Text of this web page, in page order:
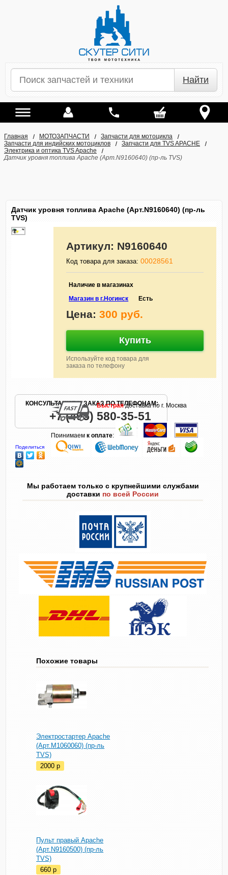
Найти
Главная МОТОЗАПЧАСТИ
Запчасти для мотоцикла
Запчасти для индийских мотоциклов
Запчасти для TVS APACHE
Электрика и оптика TVS Apache
Датчик уровня топлива Apache (Арт.N9160640) (пр-ль TVS)
Датчик уровня топлива Apache (Арт.N9160640) (пр-ль
TVS)
Артикул: N9160640
Код товара для заказа:00028561
Наличие в магазинах
Магазин в г.Ногинск
Есть
Цена:300 руб.
Купить
Используйте код товара для
заказа по телефону
КОНСУЛЬТАЦИЯ И ЗАКАЗ ПО ТЕЛЕФОНАМ:
+7 (495) 580-35-51
Поделиться
Быстраядоставка по г. Москва
Принимаемк оплате:
Мы работаем только с крупнейшими службами
доставки по всей России
Похожие товары
Электростартер Apache
(Арт.M1060060) (пр-ль
TVS)
2000p
Пульт правый Apache
(Арт.N9160500) (пр-ль
TVS)
660p